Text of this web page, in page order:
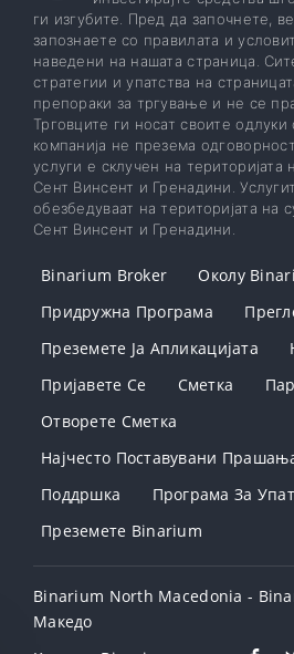
ги изгубите. Пред да започнете,
запознаете со правилата и
наведени на нашата страница.
стратегии и упатства на
препораки за тргување и не се
Трговците ги носат своите одлуки
компанија не презема
услуги е склучен на територијата
Сент Винсент и Гренадини.
обезбедуваат на територијата на
Сент Винсент и Гренадини.
Binarium Broker
Околу
Придружна Програма
Преземете Ја Апликацијата
Пријавете Се
Сметка
Отворете Сметка
Најчесто Поставувани
Поддршка
Програма За
Преземете Binarium
Binarium North Macedonia -
Македо